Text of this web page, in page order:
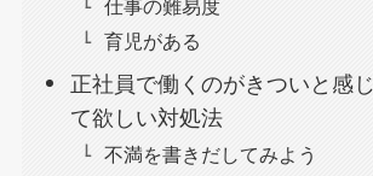
仕事の難易度
育児がある
正社員で働くのがきついと感
て欲しい対処法
不満を書きだしてみよう